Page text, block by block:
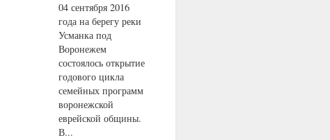
04 сентября 2016
года на берегу реки
Усманка под
Воронежем
состоялось открытие
годового цикла
семейных программ
воронежской
еврейской общины.
В...